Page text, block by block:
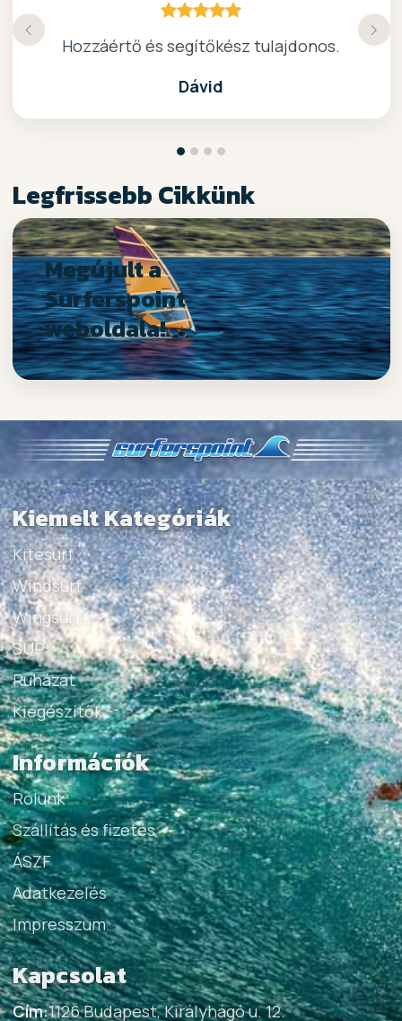
Hozzáértő és segítőkész tulajdonos.
Dávid
kiváló surf-ös bolt .. ajánlom!
Nagyon kedves elado, jo kis bolt :)
Köszönöm a gyors, barátságos kiszolgálast.
Legfrissebb Cikkünk
Megújult a
Surferspoint
weboldala!
Kiemelt Kategóriák
Kitesurf
Windsurf
Wingsurf
SUP
Ruházat
Kiegészítők
Információk
Rólunk
Szállítás és fizetés
ÁSZF
Adatkezelés
Impresszum
Kapcsolat
Cím:1126 Budapest, Királyhágó u. 12.